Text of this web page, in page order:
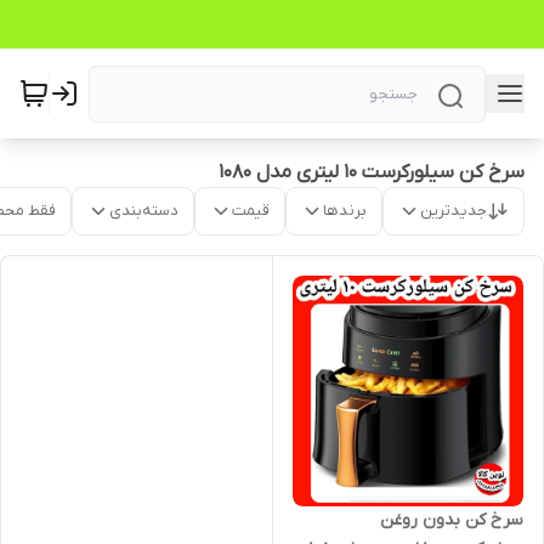
سرخ کن سیلورکرست ۱۰ لیتری مدل ۱۰۸۰
جدیدترین برندها قیمت دسته‌بندی فقط
سرخ کن بدون روغن